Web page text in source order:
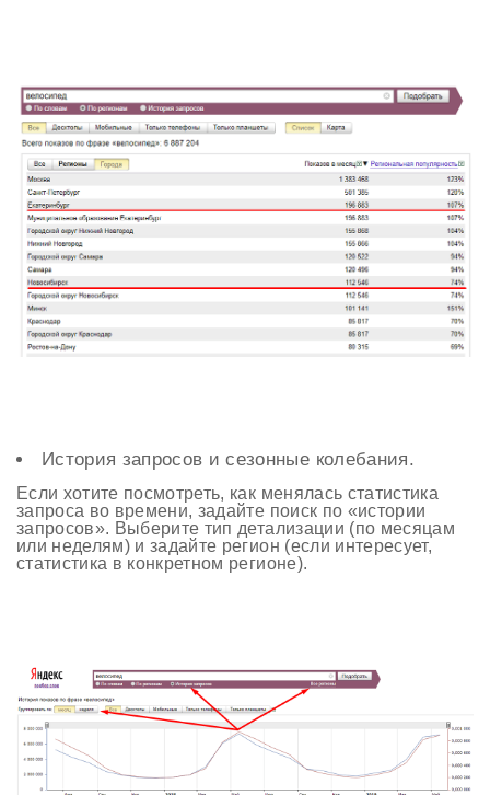
История запросов и сезонные колебания.
Если хотите посмотреть, как менялась статистика
запроса во времени, задайте поиск по «истории
запросов». Выберите тип детализации (по месяцам
или неделям) и задайте регион (если интересует,
статистика в конкретном регионе).